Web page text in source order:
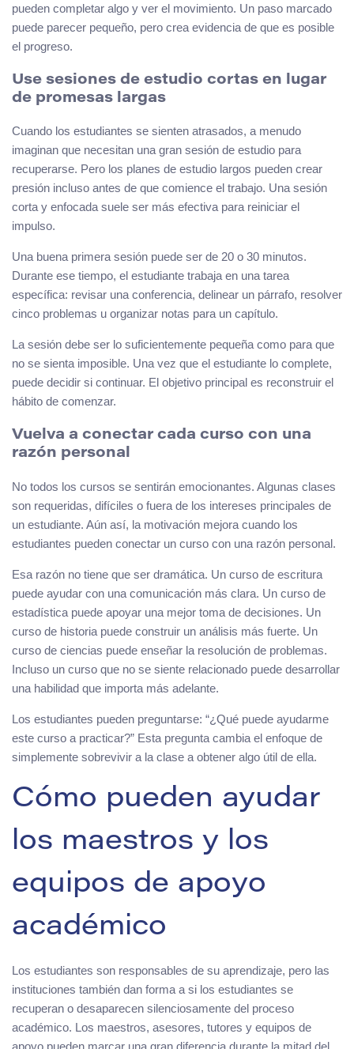
pueden completar algo y ver el movimiento. Un paso marcado
puede parecer pequeño, pero crea evidencia de que es posible
el progreso.
Use sesiones de estudio cortas en lugar
de promesas largas
Cuando los estudiantes se sienten atrasados, a menudo
imaginan que necesitan una gran sesión de estudio para
recuperarse. Pero los planes de estudio largos pueden crear
presión incluso antes de que comience el trabajo. Una sesión
corta y enfocada suele ser más efectiva para reiniciar el
impulso.
Una buena primera sesión puede ser de 20 o 30 minutos.
Durante ese tiempo, el estudiante trabaja en una tarea
específica: revisar una conferencia, delinear un párrafo, resolver
cinco problemas u organizar notas para un capítulo.
La sesión debe ser lo suficientemente pequeña como para que
no se sienta imposible. Una vez que el estudiante lo complete,
puede decidir si continuar. El objetivo principal es reconstruir el
hábito de comenzar.
Vuelva a conectar cada curso con una
razón personal
No todos los cursos se sentirán emocionantes. Algunas clases
son requeridas, difíciles o fuera de los intereses principales de
un estudiante. Aún así, la motivación mejora cuando los
estudiantes pueden conectar un curso con una razón personal.
Esa razón no tiene que ser dramática. Un curso de escritura
puede ayudar con una comunicación más clara. Un curso de
estadística puede apoyar una mejor toma de decisiones. Un
curso de historia puede construir un análisis más fuerte. Un
curso de ciencias puede enseñar la resolución de problemas.
Incluso un curso que no se siente relacionado puede desarrollar
una habilidad que importa más adelante.
Los estudiantes pueden preguntarse: “¿Qué puede ayudarme
este curso a practicar?” Esta pregunta cambia el enfoque de
simplemente sobrevivir a la clase a obtener algo útil de ella.
Cómo pueden ayudar
los maestros y los
equipos de apoyo
académico
Los estudiantes son responsables de su aprendizaje, pero las
instituciones también dan forma a si los estudiantes se
recuperan o desaparecen silenciosamente del proceso
académico. Los maestros, asesores, tutores y equipos de
apoyo pueden marcar una gran diferencia durante la mitad del